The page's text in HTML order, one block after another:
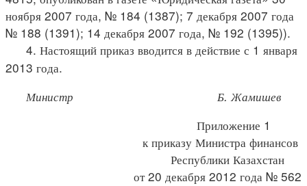
ноября 2007 года, № 184 (1387); 7 декабря 2007 года
№ 188 (1391); 14 декабря 2007 года, № 192 (1395)).
4. Настоящий приказ вводится в действие с 1 января
2013 года.
Министр Б. Жамишев
Приложение 1
к приказу Министра финансов
Республики Казахстан
от 20 декабря 2012 года № 562